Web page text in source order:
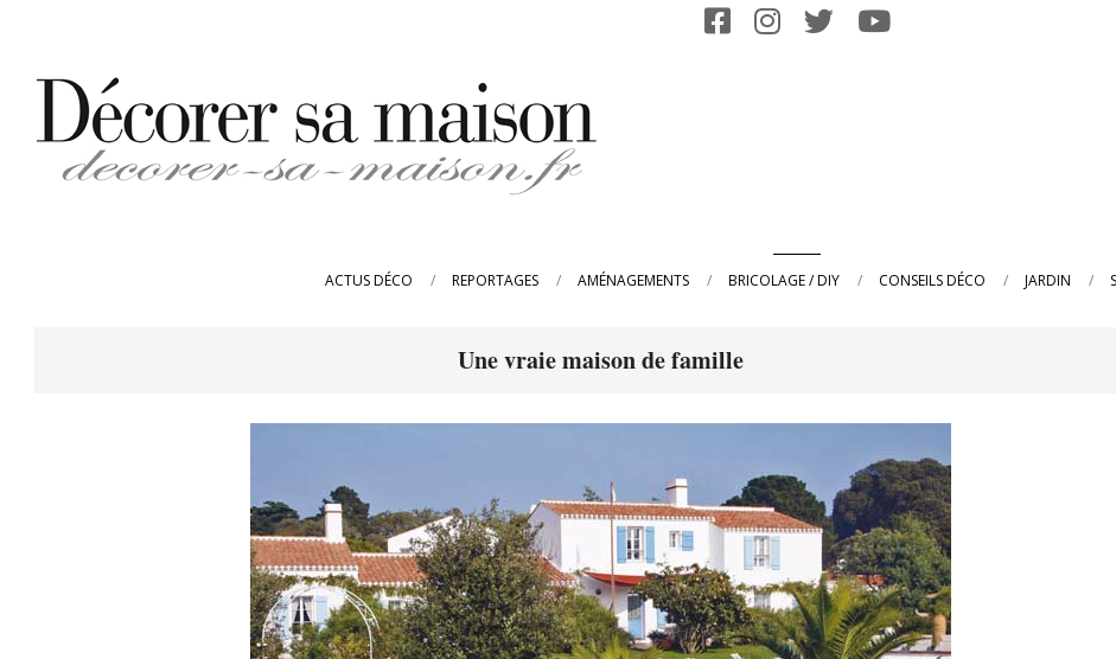
content
ACTUS DÉCO REPORTAGES AMÉNAGEMENTS BRICOLAGE / DIY CONSEILS DÉCO JARDIN
Une vraie maison de famille